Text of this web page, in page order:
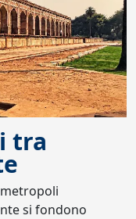
tra
si fondono